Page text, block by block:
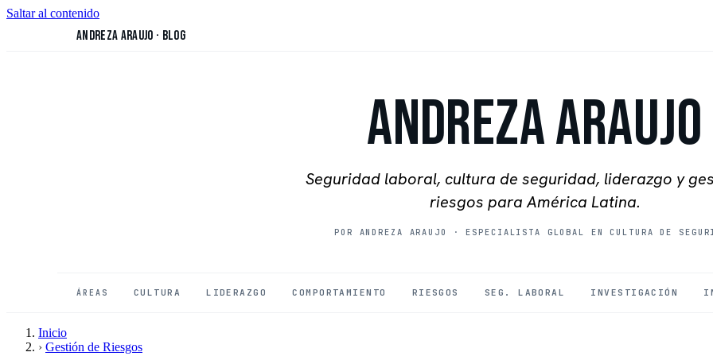
Saltar al contenido
Andreza Araujo · Blog
Andreza Araujo
Seguridad laboral, cultura de seguridad, liderazgo y
riesgos para América Latina.
POR ANDREZA ARAUJO · ESPECIALISTA GLOBAL EN CULTURA DE
ÁREAS CULTURA LIDERAZGO COMPORTAMIENTO RIESGOS SEG. LABORAL INVESTIGACIÓN
Inicio
› Gestión de Riesgos